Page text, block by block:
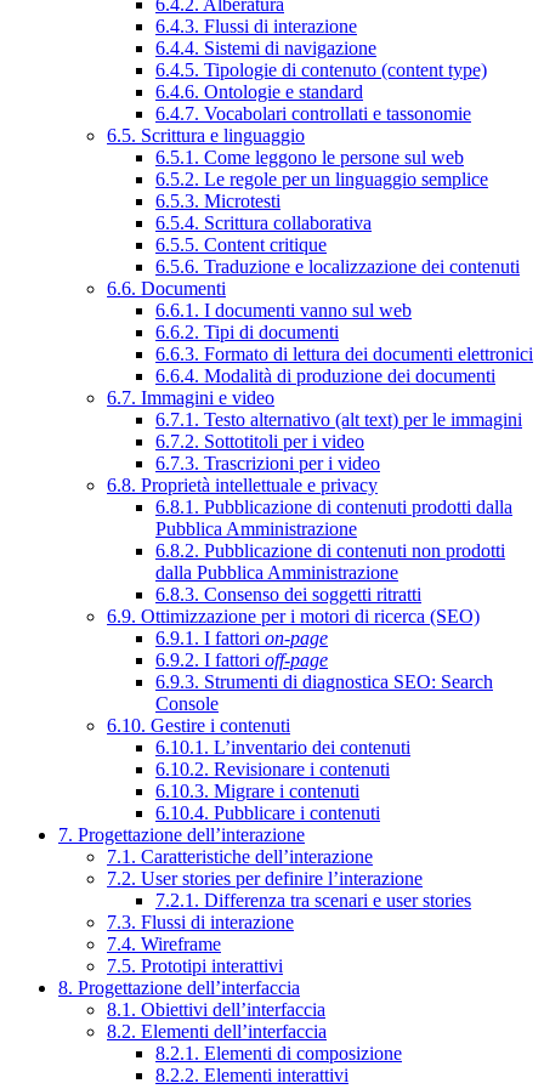
6.4.3. Flussi di interazione
6.4.4. Sistemi di navigazione
6.4.5. Tipologie di contenuto (content type)
6.4.6. Ontologie e standard
6.4.7. Vocabolari controllati e tassonomie
6.5. Scrittura e linguaggio
6.5.1. Come leggono le persone sul web
6.5.2. Le regole per un linguaggio semplice
6.5.3. Microtesti
6.5.4. Scrittura collaborativa
6.5.5. Content critique
6.5.6. Traduzione e localizzazione dei contenuti
6.6. Documenti
6.6.1. I documenti vanno sul web
6.6.2. Tipi di documenti
6.6.3. Formato di lettura dei documenti elettronici
6.6.4. Modalità di produzione dei documenti
6.7. Immagini e video
6.7.1. Testo alternativo (alt text) per le immagini
6.7.2. Sottotitoli per i video
6.7.3. Trascrizioni per i video
6.8. Proprietà intellettuale e privacy
6.8.1. Pubblicazione di contenuti prodotti dalla
Pubblica Amministrazione
6.8.2. Pubblicazione di contenuti non prodotti
dalla Pubblica Amministrazione
6.8.3. Consenso dei soggetti ritratti
6.9. Ottimizzazione per i motori di ricerca (SEO)
6.9.1. I fattori on-page
6.9.2. I fattori off-page
6.9.3. Strumenti di diagnostica SEO: Search
Console
6.10. Gestire i contenuti
6.10.1. L’inventario dei contenuti
6.10.2. Revisionare i contenuti
6.10.3. Migrare i contenuti
6.10.4. Pubblicare i contenuti
7. Progettazione dell’interazione
7.1. Caratteristiche dell’interazione
7.2. User stories per definire l’interazione
7.2.1. Differenza tra scenari e user stories
7.3. Flussi di interazione
7.4. Wireframe
7.5. Prototipi interattivi
8. Progettazione dell’interfaccia
8.1. Obiettivi dell’interfaccia
8.2. Elementi dell’interfaccia
8.2.1. Elementi di composizione
8.2.2. Elementi interattivi